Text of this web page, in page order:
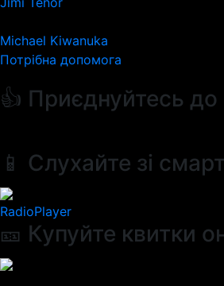
Michael Kiwanuka
Потрібна допомога
👍 Приєднуйтесь
📱 Слухайте зі
RadioPlayer
🎫 Купуйте квитки